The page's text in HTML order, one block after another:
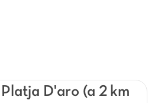
Platja D'aro (a 2 km